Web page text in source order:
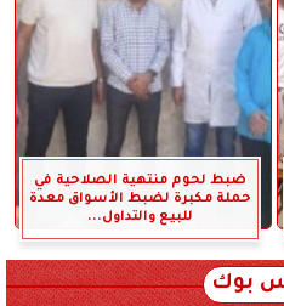
ضبط لحوم منتهية الصلاحية في
حملة مكبرة لضبط الأسواق معدة
للبيع والتداول...
بوك